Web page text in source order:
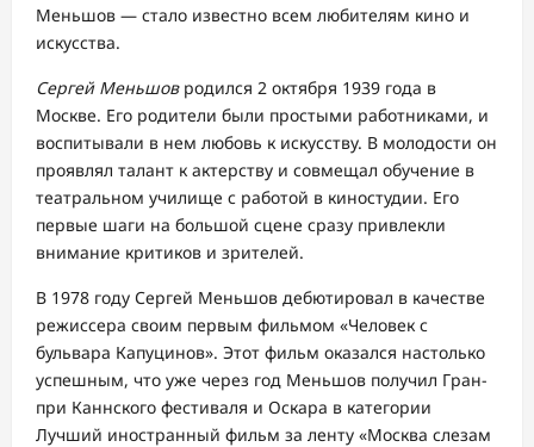
Меньшов — стало известно всем любителям кино и
искусства.
Сергей Меньшовродился 2 октября 1939 года в
Москве. Его родители были простыми работниками, и
воспитывали в нем любовь к искусству. В молодости он
проявлял талант к актерству и совмещал обучение в
театральном училище с работой в киностудии. Его
первые шаги на большой сцене сразу привлекли
внимание критиков и зрителей.
В 1978 году Сергей Меньшов дебютировал в качестве
режиссера своим первым фильмом «Человек с
бульвара Капуцинов». Этот фильм оказался настолько
успешным, что уже через год Меньшов получил Гран-
при Каннского фестиваля и Оскара в категории
Лучший иностранный фильм за ленту «Москва слезам